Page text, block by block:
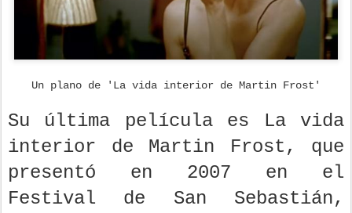
Un plano de 'La vida interior de Martin Frost'
Su última película es La vida
interior de Martin Frost, que
presentó en 2007 en el
Festival de San Sebastián,